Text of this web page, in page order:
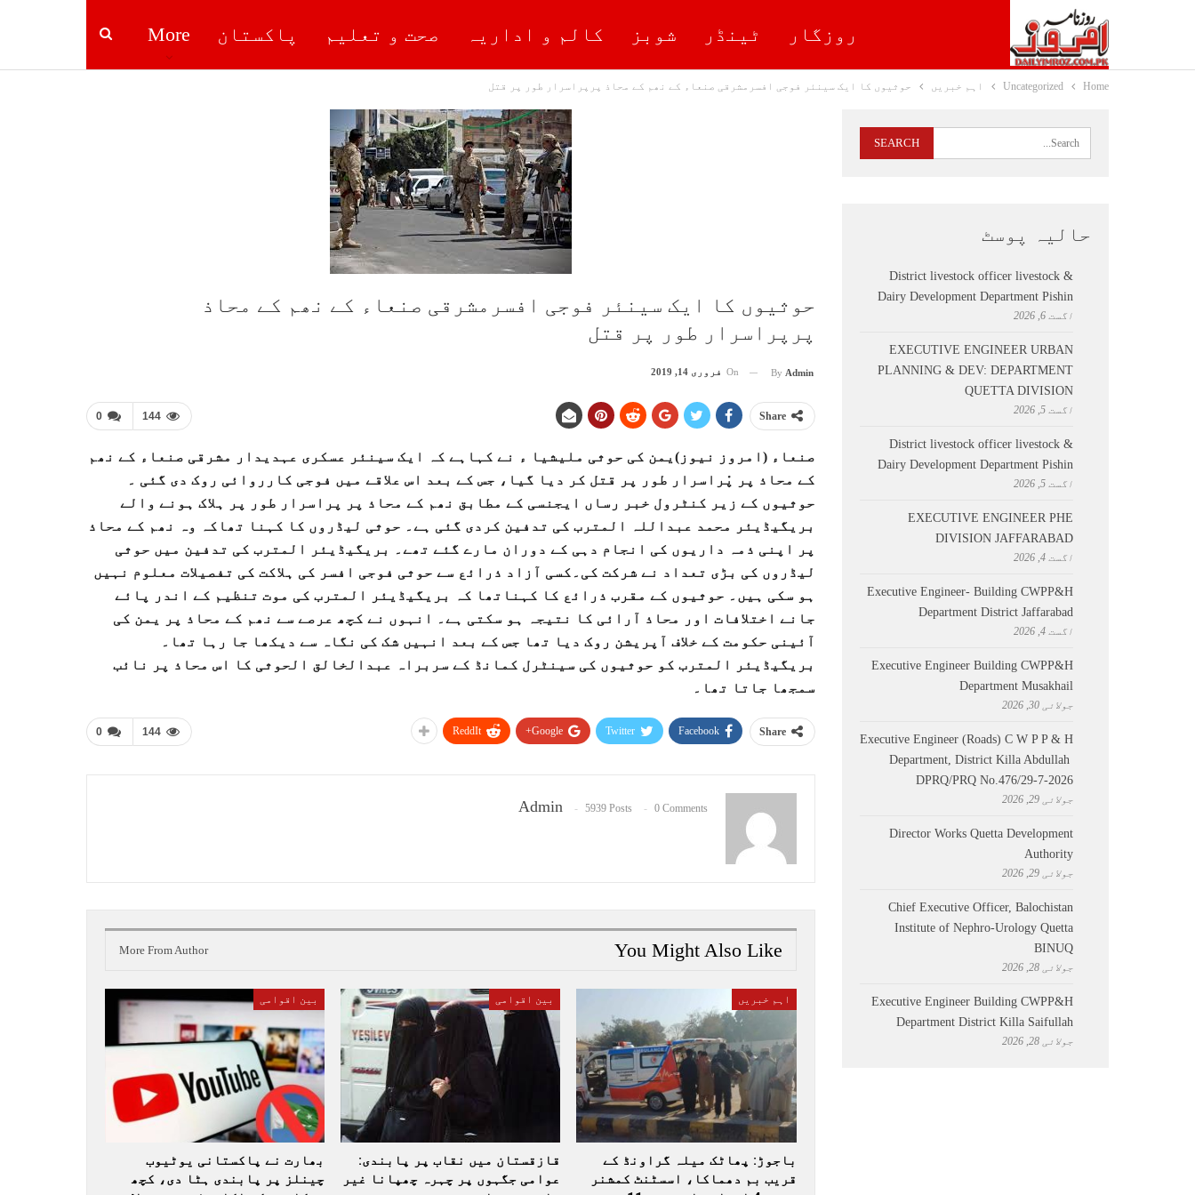
روزگار ٹینڈر شوبز کالم و اداریہ صحت و تعلیم پاکستان More
Home
Uncategorized اہم خبریں حوثیوں کا ایک سینئر فوجی افسرمشرقی صنعاء کے نھم کے محاذ پرپراسرار طور پر قتل
حوثیوں کا ایک سینئر فوجی افسرمشرقی صنعاء کے نھم کے محاذ
پرپراسرار طور پر قتل
By Admin
On فروری 14, 2019
0 144 Share
صنعاء (امروز نیوز)یمن کی حوثی ملیشیا ء نے کہاہے کہ ایک سینئر عسکری عہدیدار مشرقی صنعاء کے نھم
کے محاذ پر پْراسرار طور پر قتل کر دیا گیا، جس کے بعد اس علاقے میں فوجی کارروائی روک دی گئی ۔
حوثیوں کے زیر کنٹرول خبر رساں ایجنسی کے مطابق نھم کے محاذ پر پراسرار طور پر ہلاک ہونے والے
بریگیڈیئر محمد عبداللہ المترب کی تدفین کردی گئی ہے۔ حوثی لیڈروں کا کہنا تھاکہ وہ نھم کے محاذ
پر اپنی ذمہ داریوں کی انجام دہی کے دوران مارے گئے تھے۔ بریگیڈیئر المترب کی تدفین میں حوثی
لیڈروں کی بڑی تعداد نے شرکت کی۔کسی آزاد ذرائع سے حوثی فوجی افسر کی ہلاکت کی تفصیلات معلوم نہیں
ہو سکی ہیں۔ حوثیوں کے مقرب ذرائع کا کہناتھا کہ بریگیڈیئر المترب کی موت تنظیم کے اندر پائے
جانے اختلافات اور محاذ آرائی کا نتیجہ ہو سکتی ہے۔ انہوں نے کچھ عرصے سے نھم کے محاذ پر یمن کی
آئینی حکومت کے خلاف آپریشن روک دیا تھا جس کے بعد انہیں شک کی نگاہ سے دیکھا جا رہا تھا۔
بریگیڈیئر المترب کو حوثیوں کی سینٹرل کمانڈ کے سربراہ عبدالخالق الحوثی کا اس محاذ پر نائب
سمجھا جاتا تھا۔
0 144 Share
Facebook
Twitter
Google+
ReddIt
Admin 5939 Posts 0 Comments
You Might Also Like
More From Author
اہم خبریں
باجوڑ: پھاٹک میلہ گراونڈ کے
قریب بم دھماکا، اسسٹنٹ کمشنر
بین اقوامی
قازقستان میں نقاب پر پابندی:
عوامی جگہوں پر چہرہ چھپانا غیر
بین اقوامی
بھارت نے پاکستانی یوٹیوب
چینلز پر پابندی ہٹا دی، کچھ
حالیہ پوسٹ
District livestock officer livestock &
Dairy Development Department Pishin
اگست 6, 2026
EXECUTIVE ENGINEER URBAN
PLANNING & DEV: DEPARTMENT
QUETTA DIVISION
اگست 5, 2026
District livestock officer livestock &
Dairy Development Department Pishin
اگست 5, 2026
EXECUTIVE ENGINEER PHE
DIVISION JAFFARABAD
اگست 4, 2026
Executive Engineer- Building CWPP&H
Department District Jaffarabad
اگست 4, 2026
Executive Engineer Building CWPP&H
Department Musakhail
جولائی 30, 2026
Executive Engineer (Roads) C W P P & H
Department, District Killa Abdullah ​
DPRQ/PRQ No.476/29-7-2026
جولائی 29, 2026
Director Works Quetta Development
Authority
جولائی 29, 2026
Chief Executive Officer, Balochistan
Institute of Nephro-Urology Quetta
BINUQ
جولائی 28, 2026
Executive Engineer Building CWPP&H
Department District Killa Saifullah
جولائی 28, 2026